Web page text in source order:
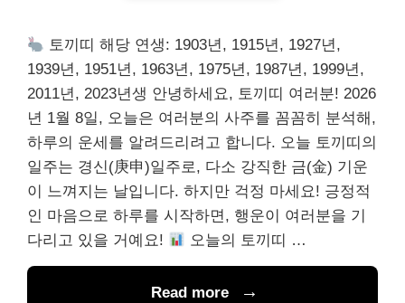
토끼띠 해당 연생: 1903년, 1915년, 1927년,
1939년, 1951년, 1963년, 1975년, 1987년, 1999년,
2011년, 2023년생 안녕하세요, 토끼띠 여러분! 2026
년 1월 8일, 오늘은 여러분의 사주를 꼼꼼히 분석해,
하루의 운세를 알려드리려고 합니다. 오늘 토끼띠의
일주는 경신(庚申)일주로, 다소 강직한 금(金) 기운
이 느껴지는 날입니다. 하지만 걱정 마세요! 긍정적
인 마음으로 하루를 시작하면, 행운이 여러분을 기
다리고 있을 거예요!
오늘의 토끼띠 …
Read more